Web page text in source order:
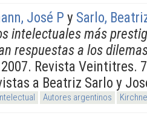
José P y Sarlo,
intelectuales más
respuestas a los
Revista Veintitres.
a Beatriz Sarlo y
Autores argentinos